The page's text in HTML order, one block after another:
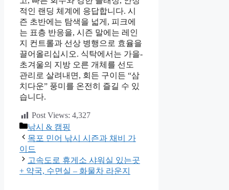
적인 랜딩 체계에 응답합니다. 시
즌 초반에는 탐색을 넓게, 피크에
는 표층 반응을, 시즌 말에는 레인
지 컨트롤과 선상 병행으로 효율을
끌어올리십시오. 식탁에서는 가을-
초겨울의 지방 오른 개체를 선도
관리로 살려내면, 회든 구이든 “삼
치다운” 풍미를 온전히 즐길 수 있
습니다.
Post Views: 4,327
카
테
고
리
낚시 & 캠핑
목포 민어 낚시 시즌과 채비 가
이드
고속도로 휴게소 샤워실 있는곳
+ 약국, 수면실 – 화물차 라운지